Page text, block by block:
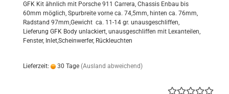
GFK Kit ähnlich mit Porsche 911 Carrera, Chassis Enbau bis
60mm möglich, Spurbreite vorne ca. 74,5mm, hinten ca. 76mm,
Radstand 97mm,Gewicht ca. 11-14 gr. unausgeschliffen,
Lieferung GFK Body unlackiert, unausgeschliffen mit Lexanteilen,
Fenster, Inlet,Scheinwerfer, Rückleuchten
Lieferzeit: 30 Tage (Ausland abweichend)